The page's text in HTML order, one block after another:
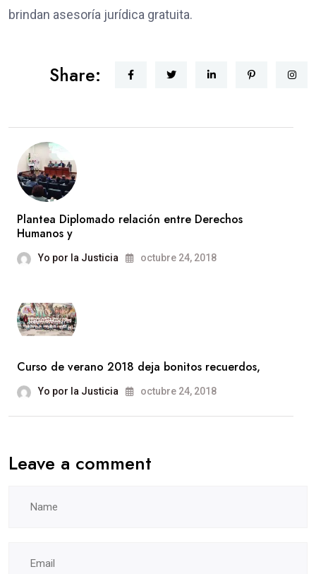
brindan asesoría jurídica gratuita.
Share:
Plantea Diplomado relación entre Derechos
Humanos y
Yo por la Justicia octubre 24, 2018
Curso de verano 2018 deja bonitos recuerdos,
Yo por la Justicia octubre 24, 2018
Leave a comment